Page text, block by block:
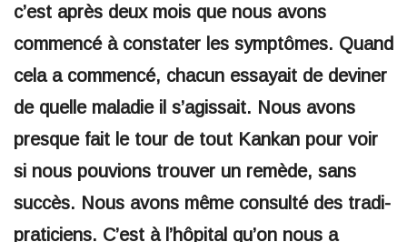
c’est après deux mois que nous avons
commencé à constater les symptômes. Quand
cela a commencé, chacun essayait de deviner
de quelle maladie il s’agissait. Nous avons
presque fait le tour de tout Kankan pour voir
si nous pouvions trouver un remède, sans
succès. Nous avons même consulté des tradi-
praticiens. C’est à l’hôpital qu’on nous a